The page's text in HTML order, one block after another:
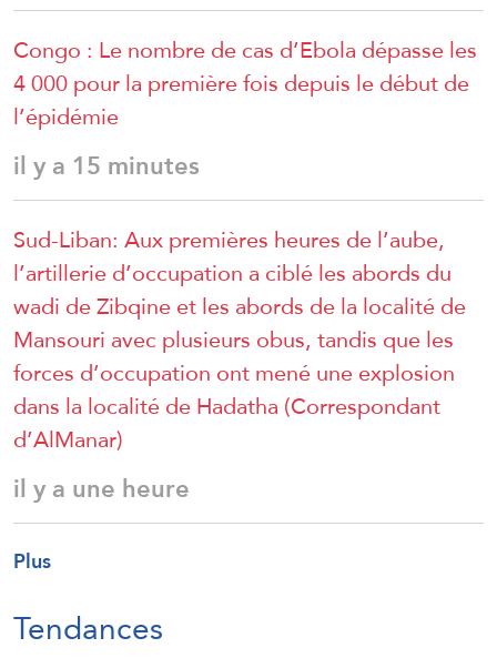
Congo : Le nombre de cas d’Ebola dépasse les
4 000 pour la première fois depuis le début de
l’épidémie
il y a 15 minutes
Sud-Liban: Aux premières heures de l’aube,
l’artillerie d’occupation a ciblé les abords du
wadi de Zibqine et les abords de la localité de
Mansouri avec plusieurs obus, tandis que les
forces d’occupation ont mené une explosion
dans la localité de Hadatha (Correspondant
d’AlManar)
il y a une heure
Plus
Tendances